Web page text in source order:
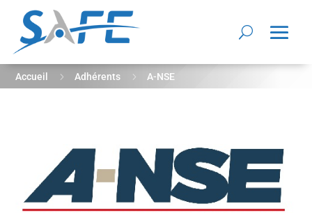
Accueil 5 Adhérents 5 A-NSE